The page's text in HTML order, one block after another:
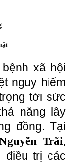
xã hội
nguy hiểm
tới sức
năng lây
đồng. Tại
Trãi,
điều trị các